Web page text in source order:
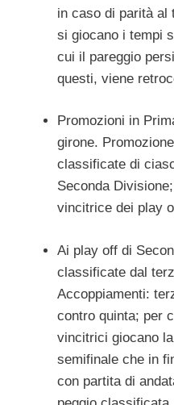
in caso di parità al
si giocano i tempi
cui il pareggio
questi, viene
Promozioni in
girone.
classificate di
Seconda
vincitrice dei play
Ai play off di
classificate dal
Accoppiamenti:
contro quinta; per
vincitrici giocano
semifinale che in
con partita di